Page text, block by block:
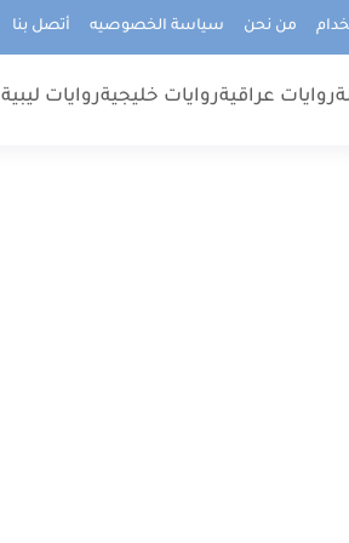
من نحن سياسة الخصوصيه أتصل بنا
روايات عراقيةروايات خليجيةروايات ليبية